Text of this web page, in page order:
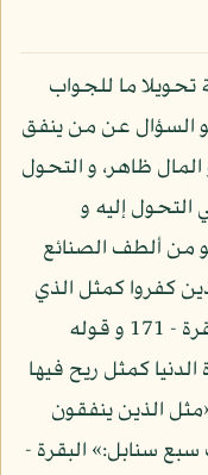
تحويلا ما للجواب
السؤال عن من ينفق
المال ظاهر، و التحول
التحول إليه و
هو من ألطف الصنائع
كفروا كمثل الذي
ينعق بما لا يسمع إلا دعاء و نداء:» البقرة - 171 و قوله
كمثل ريح فيها
تعالى: «مثل الذين ينفقون
سبع سنابل:» البقرة -